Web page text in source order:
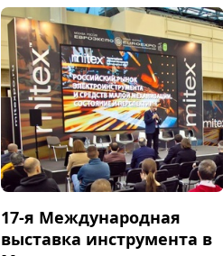
для экономического роста
регионов. Протяжённость
новой трассы составит км, а
завершение строительства
планируется уже в ближайшие
годы. Благодаря продлению до
Тюмени, дорога свяжет
миллионы людей и станет
мощным импульсом для
туризма и бизнеса.
17-я Международная
выставка инструмента в